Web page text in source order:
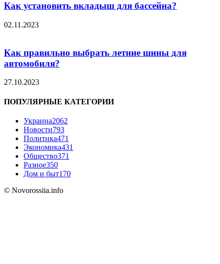
Как установить вкладыш для бассейна?
02.11.2023
Как правильно выбрать летние шины для
автомобиля?
27.10.2023
ПОПУЛЯРНЫЕ КАТЕГОРИИ
Украина2062
Новости793
Политика471
Экономика431
Общество371
Разное350
Дом и быт170
© Novorossiia.info